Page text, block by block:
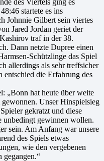
startete es ins
Johnnie Gilbert sein viertes
Jared Jordan geriet der
traf in der 38.
Dann netzte Dupree einen
Schützlinge das Spiel
allerdings als sehr treffsicher
die Erfahrung des
„Bonn hat heute über weite
gewonnen. Unser Hinspielsieg
gekratzt und diese
unbedingt gewinnen wollen.
sein. Am Anfang war unsere
des Spiels etwas
wie den vergebenen
gegangen.“